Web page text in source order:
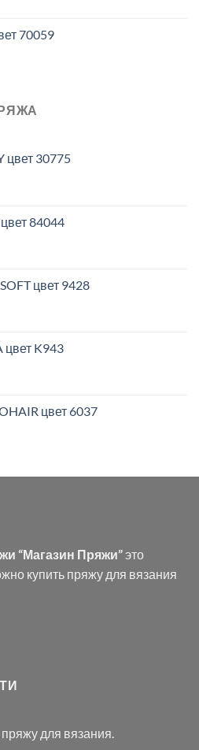
70059
цвет 30775
84044
цвет 9428
цвет K943
цвет 6037
“Магазин Пряжи”это
купить пряжу для вязания
для вязания.